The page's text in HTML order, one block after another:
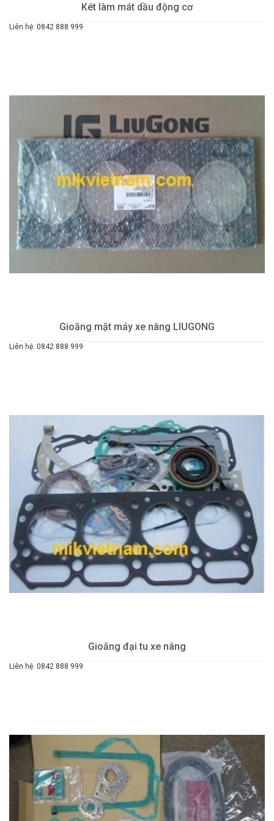
Két làm mát dầu động cơ
Liên hệ: 0842 888 999
Gioăng mặt máy xe nâng LIUGONG
Liên hệ: 0842 888 999
Gioăng đại tu xe nâng
Liên hệ: 0842 888 999